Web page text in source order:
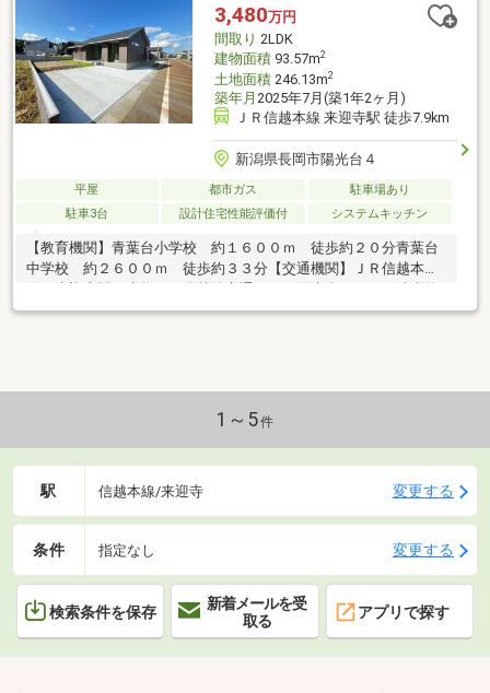
3,480万円
間取り 2LDK
建物面積93.57m2
土地面積246.13m2
築年月 2025年7月(築1年2ヶ月)
ＪＲ信越本線 来迎寺駅 徒歩7.9km
新潟県長岡市陽光台４
平屋 都市ガス
駐車場あり
駐車3台
設計住宅性能評価付 システムキッチン
【教育機関】青葉台小学校 約１６００ｍ 徒歩約２０分青葉台
中学校 約２６００ｍ 徒歩約３３分【交通機関】ＪＲ信越本
４分【備考】・消雪設備負担金：２５０，０００円／一括・消雪
けます◎■エアコン２台設置済で初期費用が抑えられます■高天井
＆ハイサッシによる開放的なＬDK空間
1～5件
駅 信越本線/来迎寺 変更する
条件 指定なし 変更する
検索条件を保存
新着メールを受
取る
アプリで探す